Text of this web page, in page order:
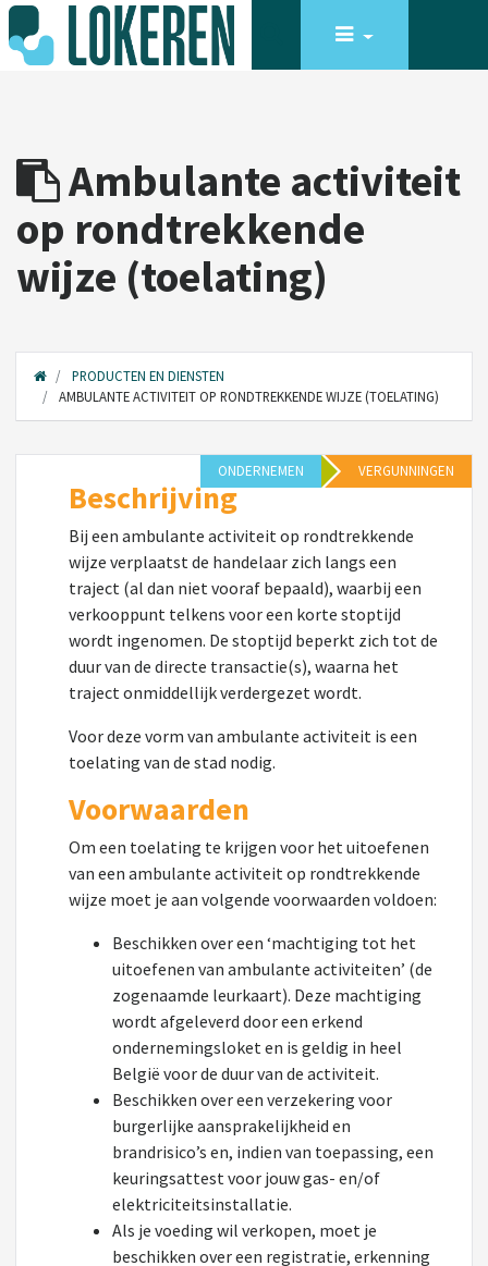
Ambulante activiteit
op rondtrekkende
wijze (toelating)
PRODUCTEN EN DIENSTEN
AMBULANTE ACTIVITEIT OP RONDTREKKENDE WIJZE (TOELATING)
ONDERNEMEN VERGUNNINGEN
Beschrijving
Bij een ambulante activiteit op rondtrekkende
wijze verplaatst de handelaar zich langs een
traject (al dan niet vooraf bepaald), waarbij een
verkooppunt telkens voor een korte stoptijd
wordt ingenomen. De stoptijd beperkt zich tot de
duur van de directe transactie(s), waarna het
traject onmiddellijk verdergezet wordt.
Voor deze vorm van ambulante activiteit is een
toelating van de stad nodig.
Voorwaarden
Om een toelating te krijgen voor het uitoefenen
van een ambulante activiteit op rondtrekkende
wijze moet je aan volgende voorwaarden voldoen:
Beschikken over een ‘machtiging tot het
uitoefenen van ambulante activiteiten’ (de
zogenaamde leurkaart). Deze machtiging
wordt afgeleverd door een erkend
ondernemingsloket en is geldig in heel
België voor de duur van de activiteit.
Beschikken over een verzekering voor
burgerlijke aansprakelijkheid en
brandrisico’s en, indien van toepassing, een
keuringsattest voor jouw gas- en/of
elektriciteitsinstallatie.
Als je voeding wil verkopen, moet je
beschikken over een registratie, erkenning